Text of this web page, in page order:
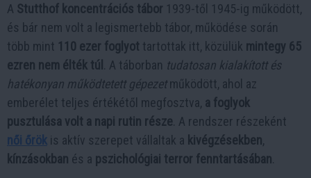
A Stutthof koncentrációs tábor 1939-től 1945-ig működött,
és bár nem volt a legismertebb tábor, működése során
több mint 110 ezer foglyot tartottak itt, közülük mintegy 65
ezren nem élték túl
. A táborban tudatosan kialakított és
hatékonyan működtetett gépezetműködött, ahol az
emberélet teljes értékétől megfosztva, a foglyok
pusztulása volt a napi rutin része . A rendszer részeként
női őrök is aktív szerepet vállaltak a kivégzésekben,
kínzásokban és a pszichológiai terror fenntartásában